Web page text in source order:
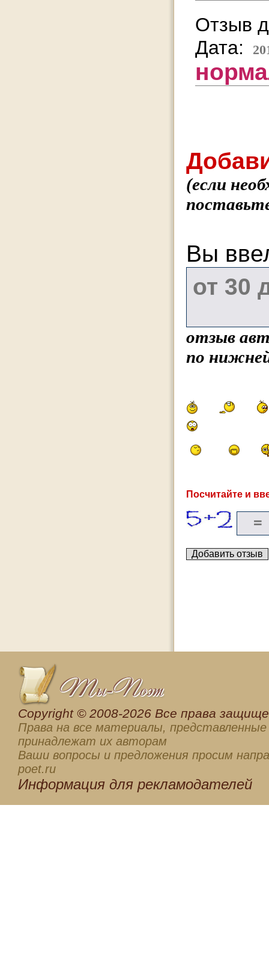
Отзыв
Дата:
(если
Вы
отзыв
по
Посчитайте и
Сopyright © 2008-2026 Все права
Права на все материалы, представленные
принадлежат их авторам
Ваши вопросы и предложения просим
poet.ru
Информация для рекламодателей